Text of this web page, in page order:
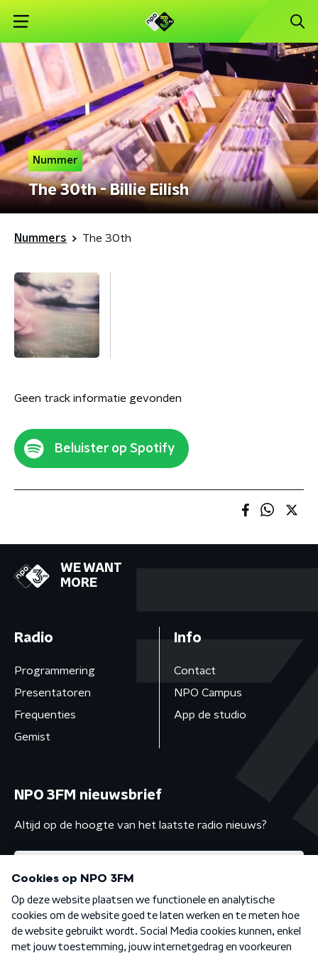
Nummer
The 30th - Billie Eilish
Nummers The 30th
Geen track informatie gevonden
Beluister op Spotify
WE WANT
MORE
Radio
Programmering
Presentatoren
Frequenties
Gemist
Info
Contact
NPO Campus
App de studio
NPO 3FM nieuwsbrief
Altijd op de hoogte van het laatste radio nieuws?
Algemene voorwaarden Privacybeleid